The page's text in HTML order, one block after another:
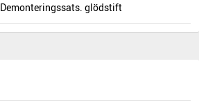
Demonteringssats. glödstift